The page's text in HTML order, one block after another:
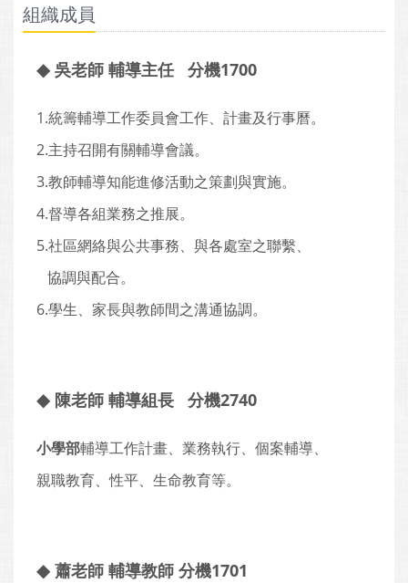
組織成員
◆ 吳老師 輔導主任 分機1700
1.統籌輔導工作委員會工作、計畫及行事曆。
2.主持召開有關輔導會議。
3.教師輔導知能進修活動之策劃與實施。
4.督導各組業務之推展。
5.社區網絡與公共事務、與各處室之聯繫、
協調與配合。
6.學生、家長與教師間之溝通協調。
◆ 陳老師 輔導組長 分機2740
小學部輔導工作計畫、業務執行、個案輔導、
親職教育、性平、生命教育等。
◆ 蕭老師 輔導教師 分機1701